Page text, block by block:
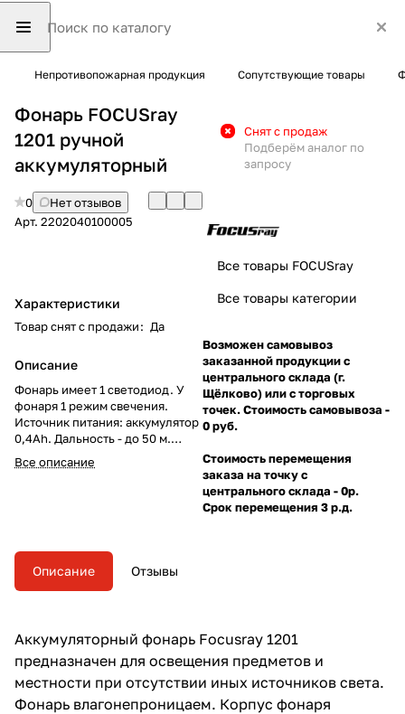
Непротивопожарная продукция Сопутствующие товары
Фонарь FOCUSray
1201 ручной
аккумуляторный
0
Нет отзывов
Арт. 2202040100005
Характеристики
Товар снят с продажи: Да
Описание
Фонарь имеет 1 светодиод. У
фонаря 1 режим свечения.
Источник питания: аккумулятор
0,4Ah. Дальность - до 50 м.
Время работы - до 6 часов.
Все описание
Снят с продаж
Подберём аналог по
запросу
Все товары FOCUSray
Все товары категории
Возможен самовывоз
заказанной продукции с
центрального склада (г.
Щёлково) или с торговых
точек. Стоимость самовывоза -
0 руб.
Стоимость перемещения
заказа на точку с
центрального склада - 0р.
Срок перемещения 3 р.д.
Описание Отзывы
Аккумуляторный фонарь Focusray 1201
предназначен для освещения предметов и
местности при отсутствии иных источников света.
Фонарь влагонепроницаем. Корпус фонаря